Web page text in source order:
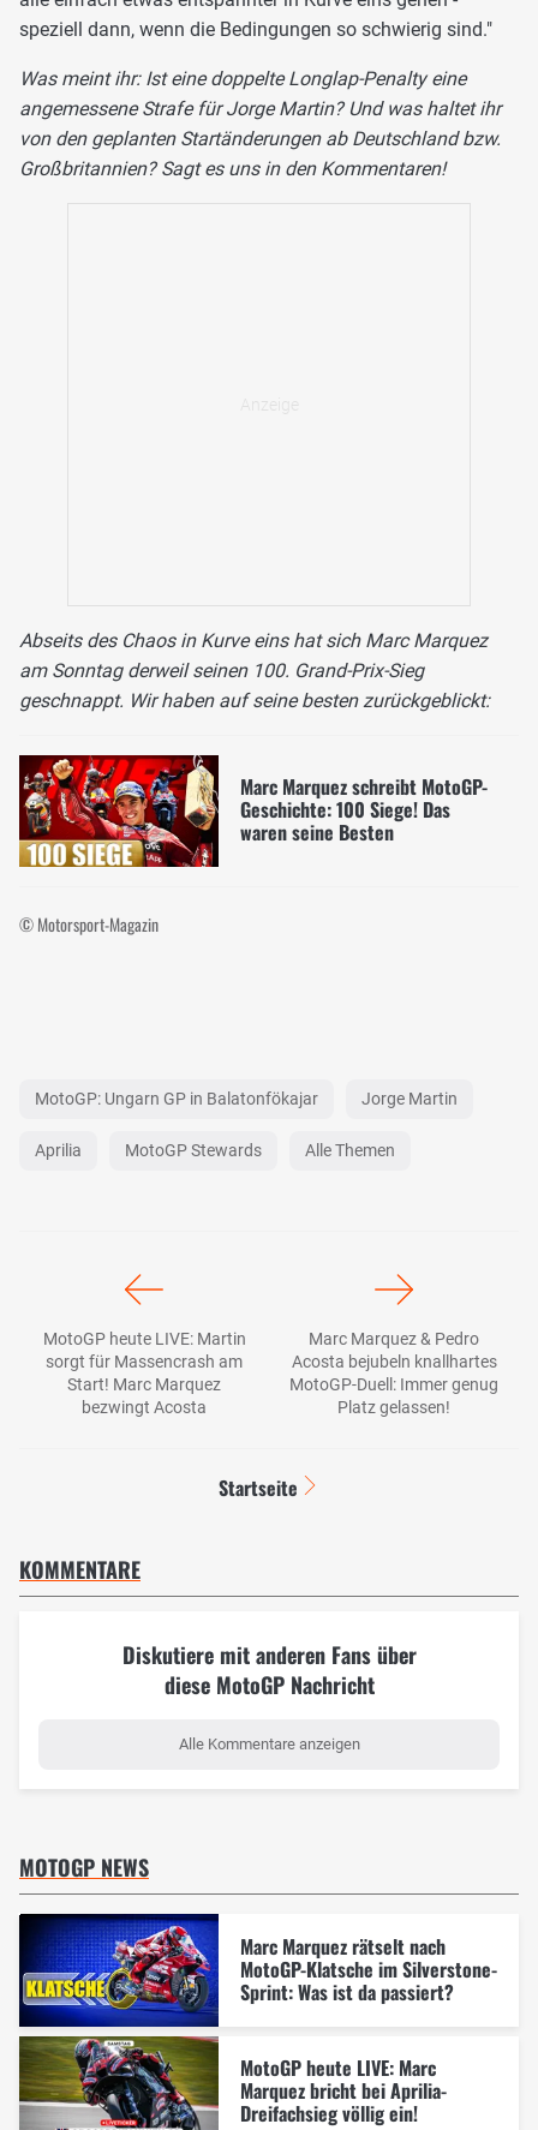
speziell dann, wenn die Bedingungen so schwierig sind."
Was meint ihr: Ist eine doppelte Longlap-Penalty eine
angemessene Strafe für Jorge Martin? Und was haltet ihr
von den geplanten Startänderungen ab Deutschland bzw.
Großbritannien? Sagt es uns in den Kommentaren!
Abseits des Chaos in Kurve eins hat sich Marc Marquez
am Sonntag derweil seinen 100. Grand-Prix-Sieg
geschnappt. Wir haben auf seine besten zurückgeblickt:
Marc Marquez schreibt MotoGP-
Geschichte: 100 Siege! Das
waren seine Besten
© Motorsport-Magazin
MotoGP: Ungarn GP in Balatonfökajar Jorge Martin
Aprilia MotoGP Stewards Alle Themen
MotoGP heute LIVE: Martin
sorgt für Massencrash am
Start! Marc Marquez
bezwingt Acosta
Marc Marquez & Pedro
Acosta bejubeln knallhartes
MotoGP-Duell: Immer genug
Platz gelassen!
Startseite
KOMMENTARE
Diskutiere mit anderen Fans über
diese MotoGP Nachricht
Alle Kommentare anzeigen
MOTOGP NEWS
Marc Marquez rätselt nach
MotoGP-Klatsche im Silverstone-
Sprint: Was ist da passiert?
MotoGP heute LIVE: Marc
Marquez bricht bei Aprilia-
Dreifachsieg völlig ein!